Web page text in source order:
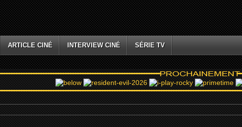
ARTICLE CINÉ INTERVIEW CINÉ SÉRIE TV